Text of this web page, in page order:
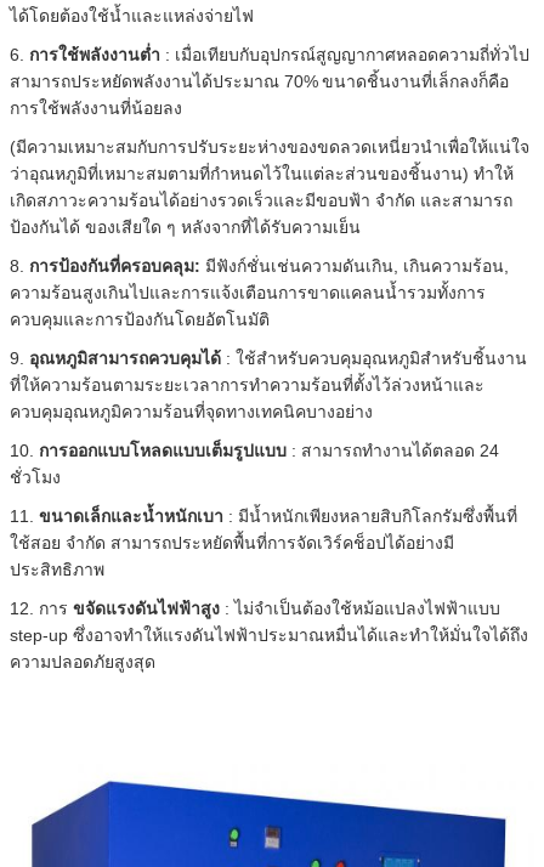
ได้โดยต้องใช้น้ำและแหล่งจ่ายไฟ
6. การใช้พลังงานต่ำ : เมื่อเทียบกับอุปกรณ์สูญญากาศหลอดความถี่ทั่วไป
สามารถประหยัดพลังงานได้ประมาณ 70%ขนาดชิ้นงานที่เล็กลงก็คือ
การใช้พลังงานที่น้อยลง
(มีความเหมาะสมกับการปรับระยะห่างของขดลวดเหนี่ยวนำเพื่อให้แน่ใจ
ว่าอุณหภูมิที่เหมาะสมตามที่กำหนดไว้ในแต่ละส่วนของชิ้นงาน) ทำให้
เกิดสภาวะความร้อนได้อย่างรวดเร็วและมีขอบฟ้า จำกัด และสามารถ
ป้องกันได้ ของเสียใด ๆ หลังจากที่ได้รับความเย็น
8. การป้องกันที่ครอบคลุม: มีฟังก์ชั่นเช่นความดันเกิน, เกินความร้อน,
ความร้อนสูงเกินไปและการแจ้งเตือนการขาดแคลนน้ำรวมทั้งการ
ควบคุมและการป้องกันโดยอัตโนมัติ
9. อุณหภูมิสามารถควบคุมได้ : ใช้สำหรับควบคุมอุณหภูมิสำหรับชิ้นงาน
ที่ให้ความร้อนตามระยะเวลาการทำความร้อนที่ตั้งไว้ล่วงหน้าและ
ควบคุมอุณหภูมิความร้อนที่จุดทางเทคนิคบางอย่าง
10. การออกแบบโหลดแบบเต็มรูปแบบ : สามารถทำงานได้ตลอด 24
ชั่วโมง
11. ขนาดเล็กและน้ำหนักเบา : มีน้ำหนักเพียงหลายสิบกิโลกรัมซึ่งพื้นที่
ใช้สอย จำกัด สามารถประหยัดพื้นที่การจัดเวิร์คช็อปได้อย่างมี
ประสิทธิภาพ
12. การ ขจัดแรงดันไฟฟ้าสูง : ไม่จำเป็นต้องใช้หม้อแปลงไฟฟ้าแบบ
step-up ซึ่งอาจทำให้แรงดันไฟฟ้าประมาณหมื่นได้และทำให้มั่นใจได้ถึง
ความปลอดภัยสูงสุด